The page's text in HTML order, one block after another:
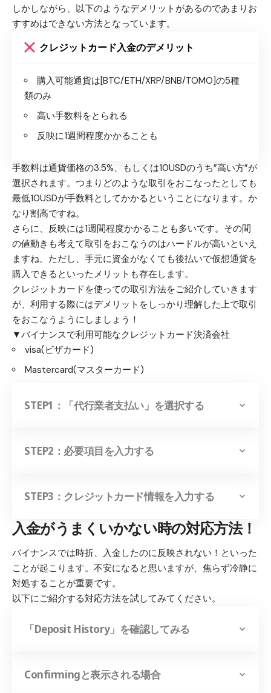
しかしながら、以下のようなデメリットがあるのであまりお
すすめはできない方法となっています。
クレジットカード入金のデメリット
購入可能通貨は[BTC/ETH/XRP/BNB/TOMO]の5種
類のみ
高い手数料をとられる
反映に1週間程度かかることも
手数料は通貨価格の3.5%、もしくは10USDのうち”高い方”が
選択されます。つまりどのような取引をおこなったとしても
最低10USDが手数料としてかかる ということになります。か
なり割高ですね。
さらに、 反映には1週間程度かかることも多いです。その間
の値動きも考えて取引をおこなうのはハードルが高いといえ
ますね。ただし、手元に資金がなくても後払いで仮想通貨を
購入できるといったメリットも存在します。
クレジットカードを使っての取引方法をご紹介していきます
が、利用する際にはデメリットをしっかり理解した上で取引
をおこなうようにしましょう！
▼バイナンスで利用可能なクレジットカード決済会社
visa(ビザカード)
Mastercard(マスターカード)
STEP1：「代行業者支払い」を選択する
STEP2：必要項目を入力する
STEP3：クレジットカード情報を入力する
入金がうまくいかない時の対応方法！
バイナンスでは時折、入金したのに反映されない！といった
ことが起こります。不安になると思いますが、焦らず冷静に
対処することが重要です。
以下にご紹介する対応方法を試してみてください。
「Deposit History」を確認してみる
Confirmingと表示される場合